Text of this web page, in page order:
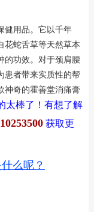
健用品。它以千年
花蛇舌草等天然草本
的功效。对于颈肩腰
患者带来实质性的帮
神奇的霍善堂消痛膏
太棒了！有想了解
10253500获取更
么呢？